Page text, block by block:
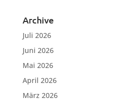
Archive
Juli 2026
Juni 2026
Mai 2026
April 2026
März 2026